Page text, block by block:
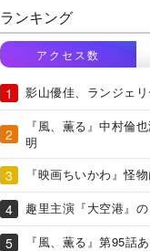
ランキング
アクセス数
影山優佳、ランジェ
『風、薫る』中村倫
明
『映画ちいかわ』怪
趣里主演『大空港』
『風、薫る』第95話